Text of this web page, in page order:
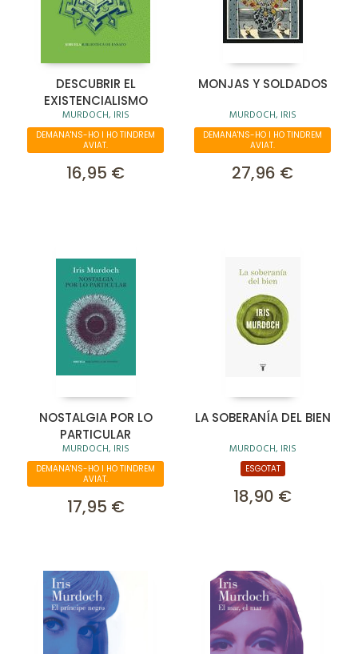
DESCUBRIR EL
EXISTENCIALISMO
MURDOCH, IRIS
DEMANA'NS-HO I HO TINDREM
AVIAT.
16,95 €
MONJAS Y SOLDADOS
MURDOCH, IRIS
DEMANA'NS-HO I HO TINDREM
AVIAT.
27,96 €
NOSTALGIA POR LO
PARTICULAR
MURDOCH, IRIS
DEMANA'NS-HO I HO TINDREM
AVIAT.
17,95 €
LA SOBERANÍA DEL BIEN
MURDOCH, IRIS
ESGOTAT
18,90 €